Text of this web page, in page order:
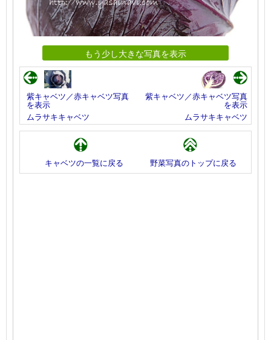
もう少し大きな写真を表示
紫キャベツ／赤キャベツ写真
を表示
ムラサキキャベツ
紫キャベツ／赤キャベツ写真
を表示
ムラサキキャベツ
キャベツの一覧に戻る 野菜写真のトップに戻る